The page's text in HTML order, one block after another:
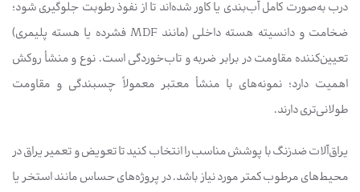
درب به‌صورت کامل آب‌بندی یا کاور شده‌اند تا از نفوذ رطوبت جلوگیری شود؛
ضخامت و دانسیته هسته داخلی (مانند MDF فشرده یا هسته پلیمری)
تعیین‌کننده مقاومت در برابر ضربه و تاب‌خوردگی است. نوع و منشأ روکش
اهمیت دارد؛ نمونه‌های با منشأ معتبر معمولاً چسبندگی و مقاومت
طولانی‌تری دارند.
یراق‌آلات ضدزنگ با پوشش مناسب را انتخاب کنید تا تعویض و تعمیر یراق در
محیط‌های مرطوب کمتر مورد نیاز باشد. در پروژه‌های حساس مانند استخر یا